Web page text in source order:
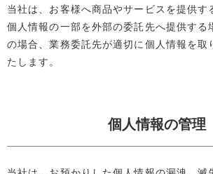
当社は、お客様へ商品やサービスを提供す
個人情報の一部を外部の委託先へ提供する
の場合、業務委託先が適切に個人情報を取
たします。
個人情報の管理